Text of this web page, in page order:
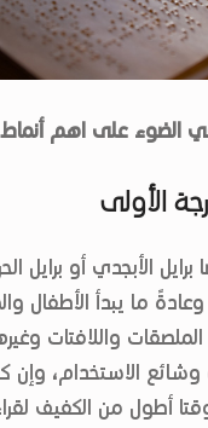
الضوء على اهم أنماط
الأولى
برايل الأبجدي أو
ما يبدأ الأطفال
واللافتات
الاستخدام، وإن
وقتا أطول من الكفيف